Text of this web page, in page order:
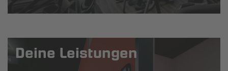
Deine Leistungen